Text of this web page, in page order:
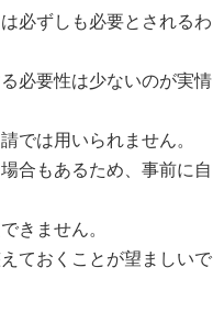
必ずしも必要とされるわ
必要性は少ないのが実情
では用いられません。
合もあるため、事前に自
きません。
ておくことが望ましいで